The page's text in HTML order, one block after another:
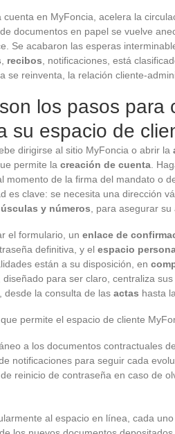
cuenta en MyFoncia, acelera la
documentos en papel se vuelve
Se acabaron las esperas
recibos , notificaciones, está
se reinventa, la relación cliente-
los pasos para
su espacio de
dirigirse al sitio MyFoncia o abrir la
permite la creación de cuenta .
momento de la firma del mandato o
es clave: se necesita una dirección
y números , para asegurar
el formulario, un enlace de
definitiva, y el espacio
están a su disposición, en
para ser claro, centraliza sus
desde la consulta de las actas hasta
permite el espacio de cliente
a los documentos contractuales
notificaciones para seguir cada
reinicio de contraseña en caso de
al espacio en línea, cada